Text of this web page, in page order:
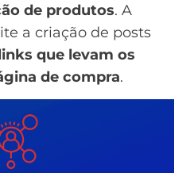
de produtos. A
a criação de posts
que levam os
de compra.